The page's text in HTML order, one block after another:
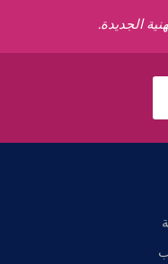
الجديدة.